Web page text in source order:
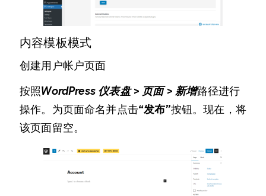
内容模板模式
创建用户帐户页面
按照WordPress 仪表盘 > 页面 > 新增路径进行
操作。为页面命名并点击“发布”按钮。现在，将
该页面留空。